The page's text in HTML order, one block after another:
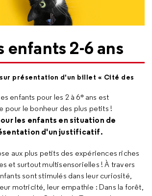
enfants 2-6 ans
présentation d'un billet « Cité des
enfants pour les 2 à 6* ans est
pour le bonheur des plus petits !
les enfants en situation de
d'un justificatif.
aux plus petits des expériences riches
et surtout multisensorielles ! À travers
sont stimulés dans leur curiosité,
motricité, leur empathie : Dans la forêt,